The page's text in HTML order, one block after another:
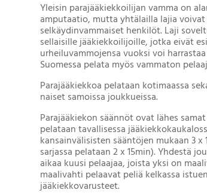
Yleisin parajääkiekkoilijan vamma on
amputaatio, mutta yhtälailla lajia
selkäydinvammaiset henkilöt. Laji
sellaisille jääkiekkoilijoille, jotka eivät
urheiluvammojensa vuoksi voi
Suomessa pelata myös vammaton
Parajääkiekkoa pelataan kotimaassa
naiset samoissa joukkueissa.
Parajääkiekon säännöt ovat lähes
pelataan tavallisessa
kansainvälisisten sääntöjen mukaan 3
sarjassa pelataan 2 x 15min). Yhdestä
aikaa kuusi pelaajaa, joista yksi on
maalivahti pelaavat peliä kelkassa
jääkiekkovarusteet.